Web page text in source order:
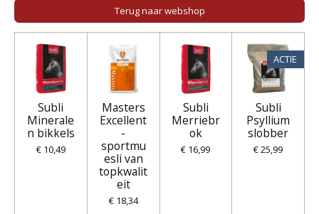
Terug naar webshop
Subli
Minerale
n bikkels
€ 10,49
Masters
Excellent
-
sportmu
esli van
topkwalit
eit
€ 18,34
Subli
Merriebr
ok
€ 16,99
ACTIE
Subli
Psyllium
slobber
€ 25,99